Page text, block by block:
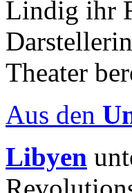
Lindig ihr
Theater
Aus den
Libyen